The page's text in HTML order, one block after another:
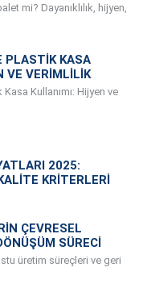
mi? Dayanıklılık, hijyen,
PLASTIK KASA
VE VERIMLILIK
Kullanımı: Hijyen ve
2025:
KRITERLERI
ÇEVRESEL
SÜRECI
üretim süreçleri ve geri